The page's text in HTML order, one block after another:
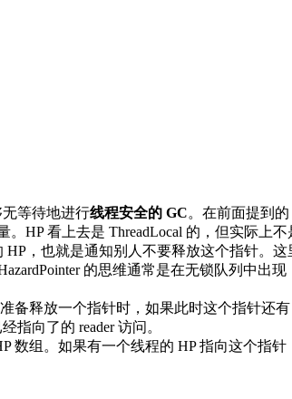
等待地进行线程安全的 GC。在前面提到的
。HP 看上去是 ThreadLocal 的，但实际上
，也就是通知别人不要释放这个指针。这
的思维通常是在无锁队列中
备释放一个指针时，如果此时这个指针还
指向了的 reader 访问。
数组。如果有一个线程的 HP 指向这个指针